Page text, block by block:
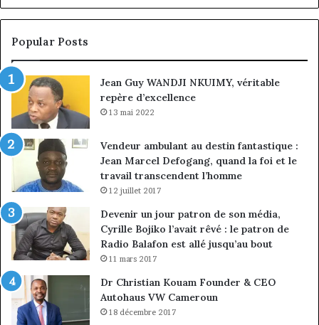
la
croissance
sous
à
la
Popular Posts
Jean Guy WANDJI NKUIMY, véritable
repère d’excellence
13 mai 2022
Vendeur ambulant au destin fantastique :
Jean Marcel Defogang, quand la foi et le
travail transcendent l’homme
12 juillet 2017
Devenir un jour patron de son média,
Cyrille Bojiko l’avait rêvé : le patron de
Radio Balafon est allé jusqu’au bout
11 mars 2017
Dr Christian Kouam Founder & CEO
Autohaus VW Cameroun
18 décembre 2017